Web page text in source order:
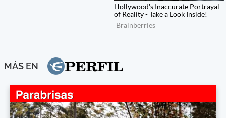
MÁS EN